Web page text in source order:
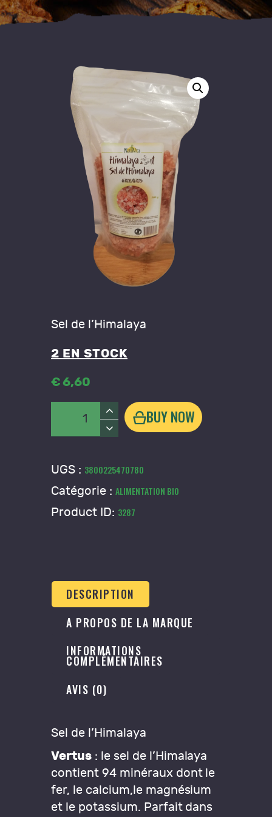
Sel de l’Himalaya
2 EN STOCK
€6,60
l'Himalaya
(gros)
BUY NOW
UGS : 3800225470780
Catégorie : ALIMENTATION BIO
Product ID: 3287
DESCRIPTION
A PROPOS DE LA MARQUE
INFORMATIONS
COMPLÉMENTAIRES
AVIS (0)
Sel de l’Himalaya
Vertus: le sel de l’Himalaya
contient 94 minéraux dont le
fer, le calcium,le magnésium
et le potassium. Parfait dans